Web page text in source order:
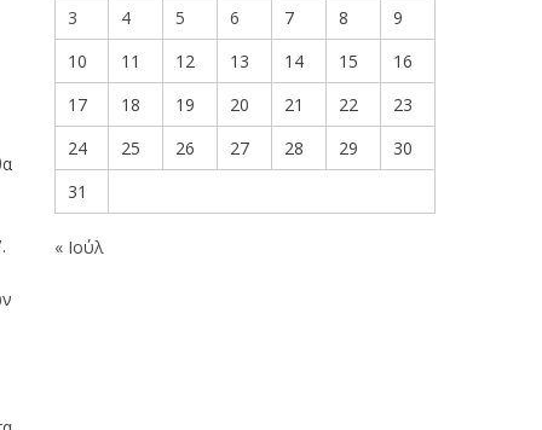
3
4 5 6 7 8
9
10
11 12 13 14 15
16
17
18 19 20 21 22
23
24
25 26 27 28 29
30
31
« Ιούλ